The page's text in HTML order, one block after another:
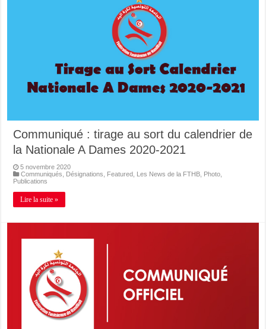
Communiqué : tirage au sort du calendrier de
la Nationale A Dames 2020-2021
5 novembre 2020
Communiqués
Désignations Featured Les News de la FTHB Photo
Publications
Lire la suite »